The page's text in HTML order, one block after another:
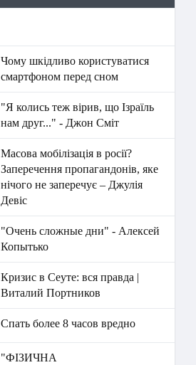
Чому шкідливо користуватися
смартфоном перед сном
"Я колись теж вірив, що Ізраїль
нам друг..." - Джон Сміт
Масова мобілізація в росії?
Заперечення пропагандонів, яке
нічого не заперечує – Джулія
Девіс
"Очень сложные дни" - Алексей
Копытько
Кризис в Сеуте: вся правда |
Виталий Портников
Спать более 8 часов вредно
"ФІЗИЧНА